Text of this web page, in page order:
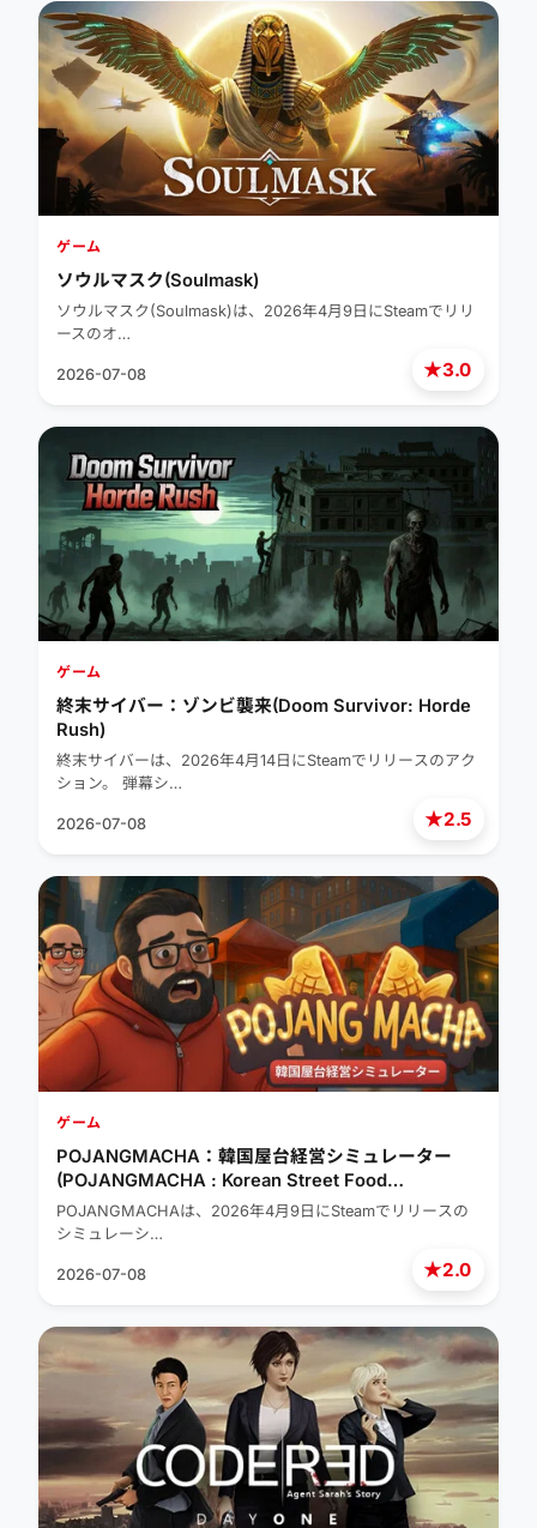
★3.0
ゲーム
ソウルマスク(Soulmask)
ソウルマスク(Soulmask)は、2026年4月9日にSteamでリリ
ースのオ…
2026-07-08
★2.5
ゲーム
終末サイバー：ゾンビ襲来(Doom Survivor: Horde
Rush)
終末サイバーは、2026年4月14日にSteamでリリースのアク
ション。 弾幕シ…
2026-07-08
★2.0
ゲーム
POJANGMACHA：韓国屋台経営シミュレーター
(POJANGMACHA : Korean Street Food
Management Simulator)
POJANGMACHAは、2026年4月9日にSteamでリリースの
シミュレーシ…
2026-07-08